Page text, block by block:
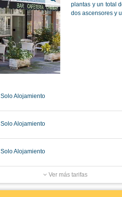
plantas y un total
dos ascensores y
Solo Alojamiento
Solo Alojamiento
Solo Alojamiento
Ver más tarifas